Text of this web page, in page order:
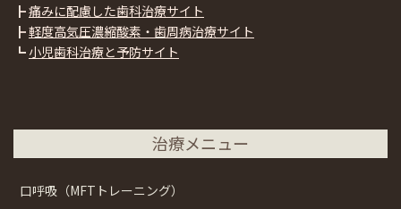
┣痛みに配慮した歯科治療サイト
┣軽度高気圧濃縮酸素・歯周病治療サイト
┗ 小児歯科治療と予防サイト
治療メニュー
口呼吸（MFTトレーニング）